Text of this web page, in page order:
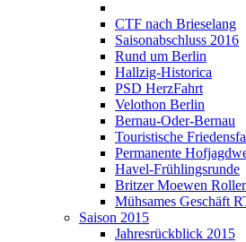
CTF nach Brieselang
Saisonabschluss 2016
Rund um Berlin
Hallzig-Historica
PSD HerzFahrt
Velothon Berlin
Bernau-Oder-Bernau
Touristische
Permanente
Havel-Frühlingsrunde
Britzer Moewen Roller
Mühsames Geschäft
Saison 2015
Jahresrückblick 2015